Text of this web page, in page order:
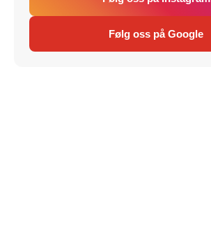
Følg oss på Google